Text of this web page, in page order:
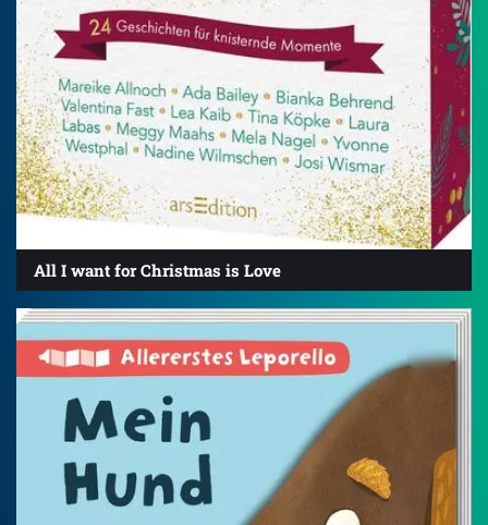
All I want for Christmas is Love